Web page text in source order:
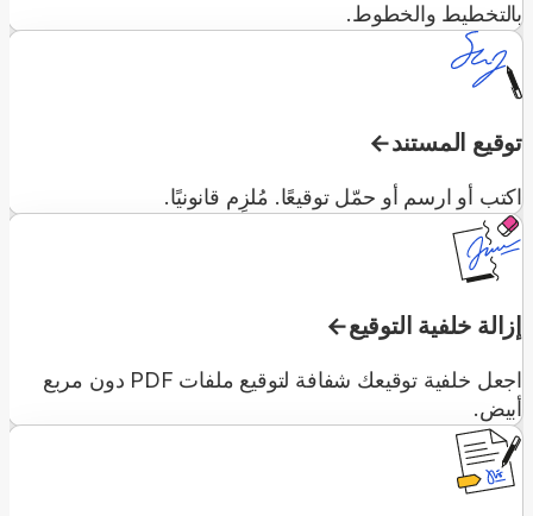
بالتخطيط والخطوط.
توقيع المستند
اكتب أو ارسم أو حمّل توقيعًا. مُلزِم قانونيًا.
إزالة خلفية التوقيع
اجعل خلفية توقيعك شفافة لتوقيع ملفات PDF دون مربع
أبيض.